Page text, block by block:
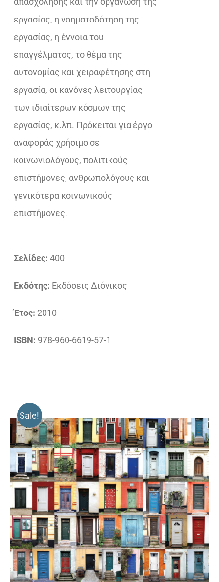
εργασίας, η νοηµατοδότηση της
εργασίας, η έννοια του
επαγγέλματος, το θέμα της
αυτονομίας και χειραφέτησης στη
εργασία, οι κανόνες λειτουργίας
των ιδιαίτερων κόσμων της
εργασίας, κ.λπ. Πρόκειται για έργο
αναφοράς χρήσιμο σε
κοινωνιολόγους, πολιτικούς
επιστήμονες, ανθρωπολόγους και
γενικότερα κοινωνικούς
επιστήμονες.
Σελίδες: 400
Εκδότης: Εκδόσεις Διόνικος
Έτος: 2010
ISBN: 978-960-6619-57-1
Sale!